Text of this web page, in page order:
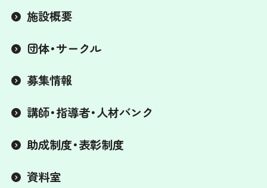
施設概要
団体・サークル
募集情報
講師・指導者・人材バンク
助成制度・表彰制度
資料室